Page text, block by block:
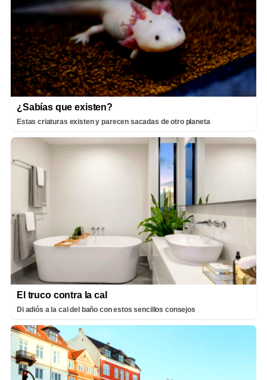
¿Sabías que existen?
Estas criaturas existen y parecen sacadas de otro planeta
El truco contra la cal
Di adiós a la cal del baño con estos sencillos consejos